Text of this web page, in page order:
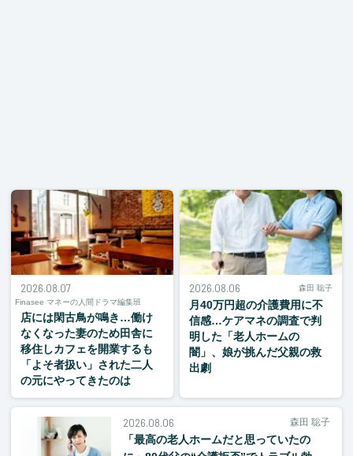
2026.08.07
Finasee マネーの人間ドラマ編集班
店には閑古鳥が鳴き…働け
なくなった妻のため田舎に
移住しカフェを開業するも
「よそ者扱い」された二人
の元にやってきたのは
2026.08.06 森田 聡子
月40万円超の介護費用に不
信感…ケアマネの調査で判
明した「老人ホームの
闇」、娘が挑んだ父親の救
出劇
2026.08.06 森田 聡子
「最高の老人ホームだと思っていたの